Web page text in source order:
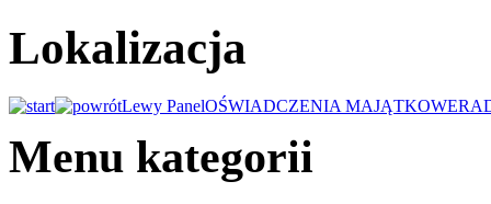
Lokalizacja
Lewy PanelOŚWIADCZENIA MAJĄTKOWE
Menu kategorii